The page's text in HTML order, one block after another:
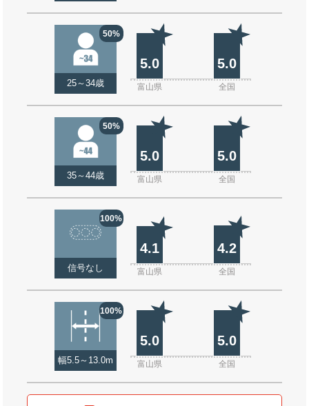
50%
25～34歳
5.0 5.0
富山県 全国
50%
35～44歳
5.0 5.0
富山県 全国
100%
信号なし
4.1 4.2
富山県 全国
100%
幅5.5～13.0m
5.0 5.0
富山県 全国